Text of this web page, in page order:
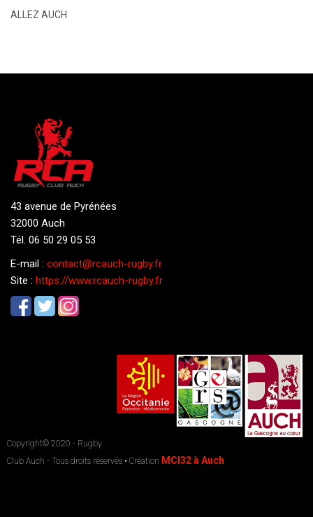
ALLEZ AUCH
43 avenue de Pyrénées
32000 Auch
Tél. 06 50 29 05 53
E-mail : contact@rcauch-rugby.fr
Site : https://www.rcauch-rugby.fr
Copyright© 2020 - Rugby
Club Auch - Tous droits réservés • Création MCI32 à Auch